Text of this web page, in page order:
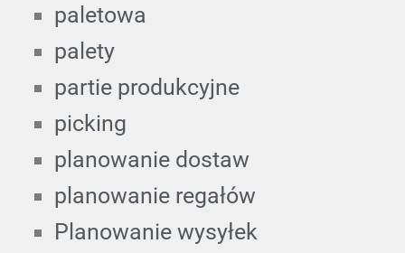
paletowa
palety
partie produkcyjne
picking
planowanie dostaw
planowanie regałów
Planowanie wysyłek